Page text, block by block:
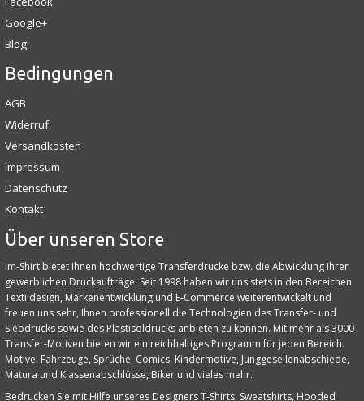
Google+
Blog
Bedingungen
AGB
Widerruf
Versandkosten
Impressum
Datenschutz
Kontakt
Über unseren Store
Im-Shirt bietet Ihnen hochwertige Transferdrucke bzw. die Abwicklung Ihrer
gewerblichen Druckaufträge. Seit 1998 haben wir uns stets in den Bereichen
Textildesign, Markenentwicklung und E‑Commerce weiterentwickelt und
freuen uns sehr, Ihnen professionell die Technologien des Transfer- und
Siebdrucks sowie des Plastisoldrucks anbieten zu können. Mit mehr als 3000
Transfer-Motiven bieten wir ein reichhaltiges Programm für jeden Bereich.
Motive: Fahrzeuge, Sprüche, Comics, Kindermotive, Junggesellenabschiede,
Matura und Klassenabschlüsse, Biker und vieles mehr.
Bedrucken Sie mit Hilfe unseres Designers T-Shirts, Sweatshirts, Hooded